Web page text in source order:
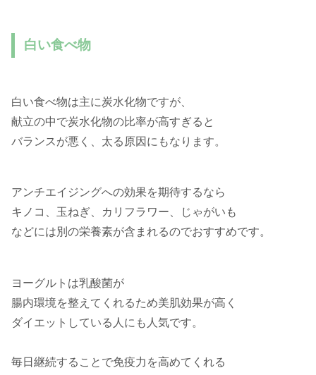
白い食べ物
白い食べ物は主に炭水化物ですが、
献立の中で炭水化物の比率が高すぎると
バランスが悪く、太る原因にもなります。
アンチエイジングへの効果を期待するなら
キノコ、玉ねぎ、カリフラワー、じゃがいも
などには別の栄養素が含まれるのでおすすめです。
ヨーグルトは乳酸菌が
腸内環境を整えてくれるため美肌効果が高く
ダイエットしている人にも人気です。
毎日継続することで免疫力を高めてくれる